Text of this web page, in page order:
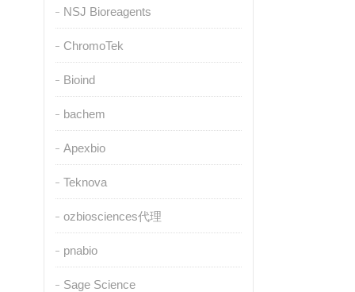
NSJ Bioreagents
ChromoTek
Bioind
bachem
Apexbio
Teknova
ozbiosciences代理
pnabio
Sage Science